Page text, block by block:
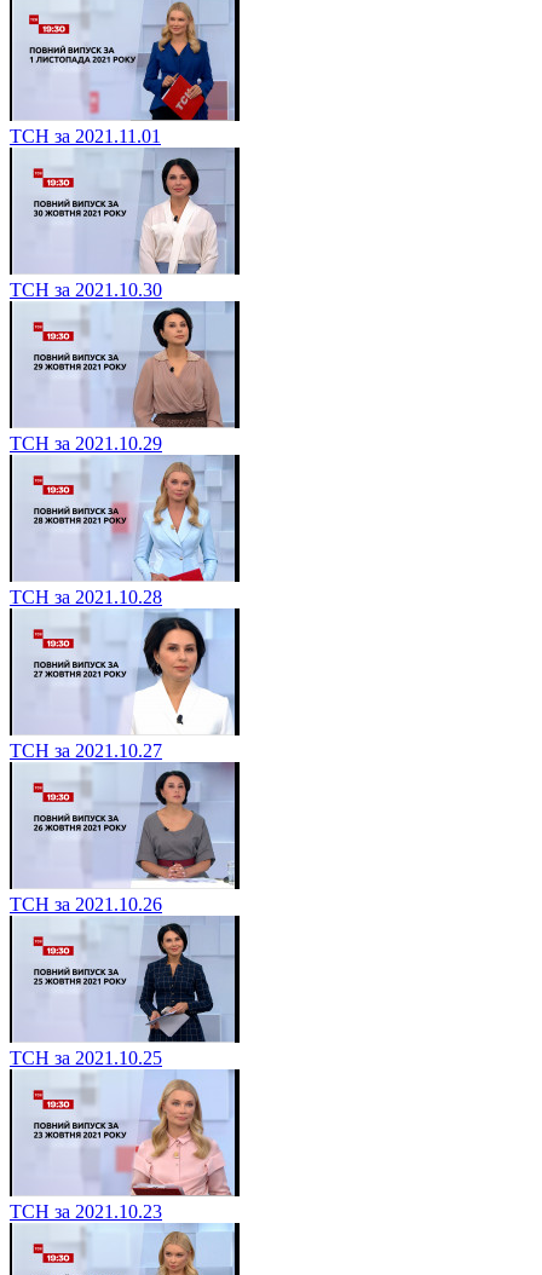
ТСН за 2021.11.01
ТСН за 2021.10.30
ТСН за 2021.10.29
ТСН за 2021.10.28
ТСН за 2021.10.27
ТСН за 2021.10.26
ТСН за 2021.10.25
ТСН за 2021.10.23